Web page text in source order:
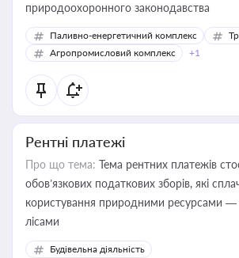
природоохоронного законодавства
Паливно-енергетичний комплекс
Агропромисловий комплекс
+1
Рентні платежі
Про що тема: Тема рентних платежів
обов’язкових податкових зборів, які
користування природними ресурсами
лісами
Будівельна діяльність